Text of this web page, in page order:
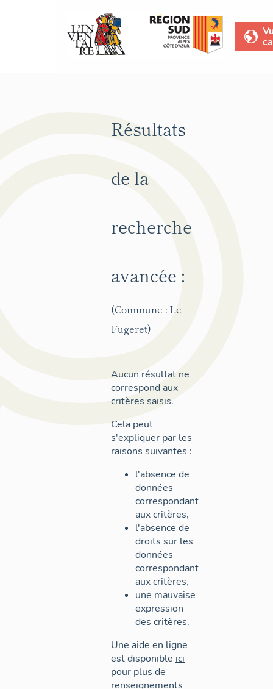
Résultats
de la
recherche
avancée :
(Commune : Le
Fugeret)
Aucun résultat ne
correspond aux
critères saisis.
Cela peut
s'expliquer par les
raisons suivantes :
l'absence de
données
correspondant
aux critères,
l'absence de
droits sur les
données
correspondant
aux critères,
une mauvaise
expression
des critères.
Une aide en ligne
est disponible ici
pour plus de
renseignements